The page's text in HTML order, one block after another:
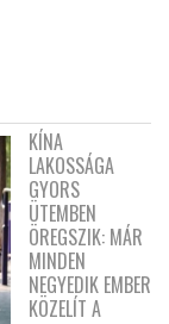
KÍNA
LAKOSSÁGA
GYORS
ÜTEMBEN
ÖREGSZIK: MÁR
MINDEN
NEGYEDIK EMBER
KÖZELÍT A